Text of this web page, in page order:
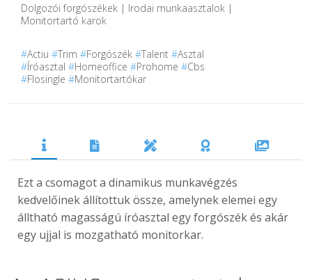
Dolgozói forgószékek | Irodai munkaasztalok |
Monitortartó karok
#Actiu #Trim #Forgószék #Talent #Asztal
#Íróasztal #Homeoffice #Prohome #Cbs
#Flosingle #Monitortartókar
Ezt a csomagot a dinamikus munkavégzés
kedvelőinek állítottuk össze, amelynek elemei egy
álltható magasságú íróasztal egy forgószék és akár
egy ujjal is mozgatható monitorkar.